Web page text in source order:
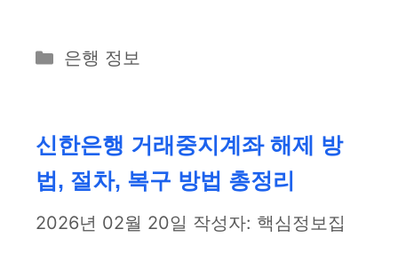
카
리
은행 정보
신한은행 거래중지계좌 해제 방
법, 절차, 복구 방법 총정리
2026년 02월 20일 작성자: 핵심정보집